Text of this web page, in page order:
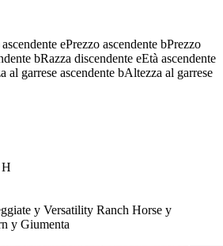
ePrezzo ascendente bPrezzo
bRazza discendente eEtà ascendente
al garrese ascendente bAltezza al garrese
H
y Versatility Ranch Horse y
y Giumenta